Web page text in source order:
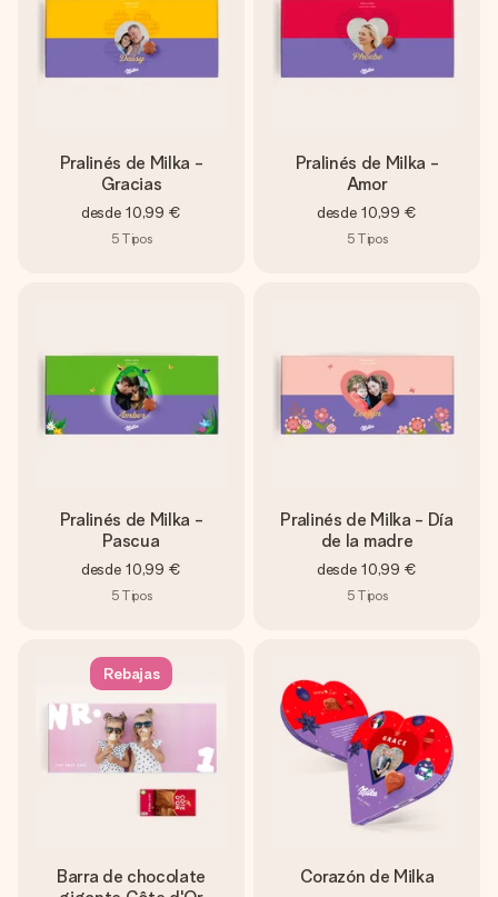
Pralinés de Milka -
Gracias
desde 10,99 €
5 Tipos
Pralinés de Milka -
Amor
desde 10,99 €
5 Tipos
Pralinés de Milka -
Pascua
desde 10,99 €
5 Tipos
Pralinés de Milka - Día
de la madre
desde 10,99 €
5 Tipos
Rebajas
Barra de chocolate
Corazón de Milka